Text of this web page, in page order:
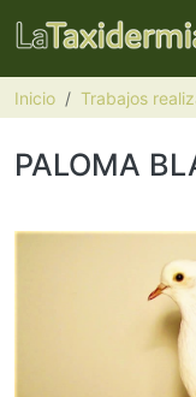
Pasar al contenido
Inicio Trabajos
PALOMA